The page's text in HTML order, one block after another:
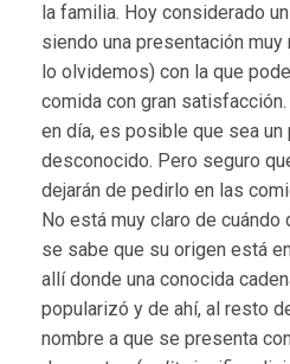
la familia. Hoy considerado
siendo una presentación muy
lo olvidemos) con la que
comida con gran
en día, es posible que sea
desconocido. Pero seguro
dejarán de pedirlo en las
No está muy claro de
se sabe que su origen está
allí donde una conocida
popularizó y de ahí, al resto
nombre a que se presenta